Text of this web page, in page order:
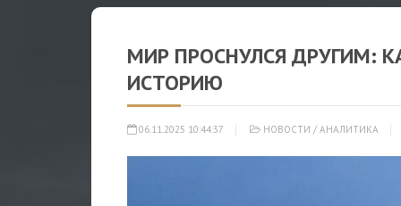
МИР ПРОСНУЛСЯ ДРУГИМ:
ИСТОРИЮ
06.11.2025 10:44:37 НОВОСТИ / АНАЛИТИКА